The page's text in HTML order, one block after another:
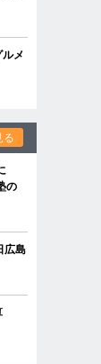
メ
る
の
広島